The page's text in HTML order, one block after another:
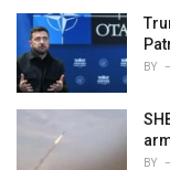
e
:
BY
BY